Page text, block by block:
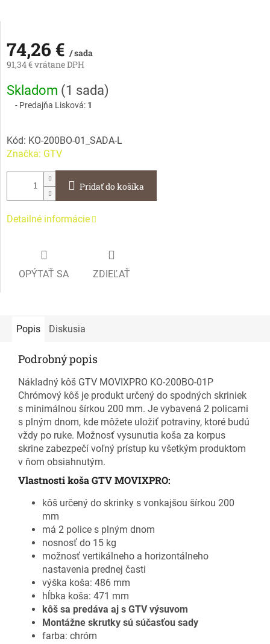
74,26 € / sada
91,34 € vrátane DPH
Jednotková
cena:
Skladom (1 sada)
Predajňa Lisková: 1
Kód: KO-200BO-01_SADA-L
Značka: GTV
Pridať do košíka
Detailné informácie
OPÝTAŤ SA ZDIEĽAŤ
Popis Diskusia
Podrobný popis
Nákladný kôš GTV MOVIXPRO KO-200BO-01P
Chrómový kôš je produkt určený do spodných skriniek
s minimálnou šírkou 200 mm. Je vybavená 2 policami
s plným dnom, kde môžete uložiť potraviny, ktoré budú
vždy po ruke. Možnosť vysunutia koša za korpus
skrine zabezpečí voľný prístup ku všetkým produktom
v ňom obsiahnutým.
Vlastnosti koša GTV MOVIXPRO:
kôš určený do skrinky s vonkajšou šírkou 200
mm
má 2 police s plným dnom
nosnosť do 15 kg
možnosť vertikálneho a horizontálneho
nastavenia prednej časti
výška koša: 486 mm
hĺbka koša: 471 mm
kôš sa predáva aj s GTV výsuvom
Montážne skrutky sú súčasťou sady
farba: chróm